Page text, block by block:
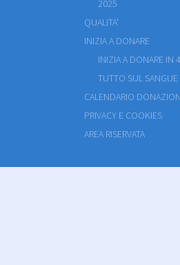
2025
QUALITA'
INIZIA A DONARE
INIZIA A DONARE IN
TUTTO SUL SANGUE
CALENDARIO
PRIVACY E COOKIES
AREA RISERVATA